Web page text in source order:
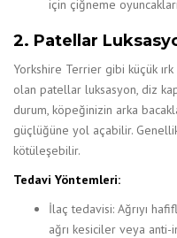
için çiğneme
2. Patellar
Yorkshire Terrier gibi küçük
olan patellar luksasyon, diz
durum, köpeğinizin arka
güçlüğüne yol açabilir.
kötüleşebilir.
Tedavi Yöntemleri:
İlaç tedavisi: Ağrıyı
ağrı kesiciler veya